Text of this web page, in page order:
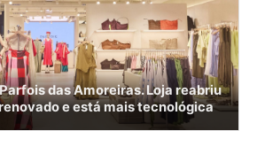
das Amoreiras. Loja reabriu
e está mais tecnológica